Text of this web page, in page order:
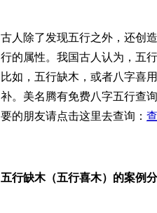
古人除了发现五行之外，还创
行的属性。我国古人认为，五
比如，五行缺木，或者八字喜
补。美名腾有免费八字五行查
要的朋友请点击这里去查询：
五行缺木（五行喜木）的案例